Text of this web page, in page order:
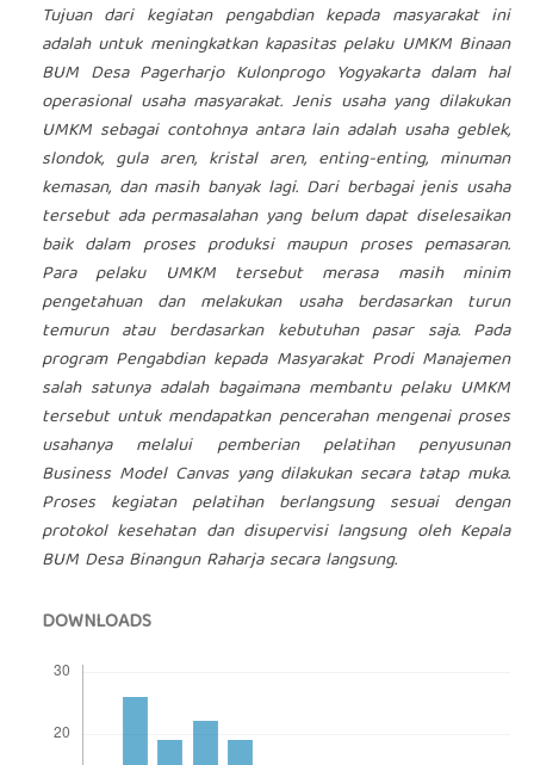
Tujuan dari kegiatan pengabdian kepada masyarakat ini
adalah untuk meningkatkan kapasitas pelaku UMKM Binaan
BUM Desa Pagerharjo Kulonprogo Yogyakarta dalam hal
operasional usaha masyarakat. Jenis usaha yang dilakukan
UMKM sebagai contohnya antara lain adalah usaha geblek,
slondok, gula aren, kristal aren, enting-enting, minuman
kemasan, dan masih banyak lagi. Dari berbagai jenis usaha
tersebut ada permasalahan yang belum dapat diselesaikan
baik dalam proses produksi maupun proses pemasaran.
Para pelaku UMKM tersebut merasa masih minim
pengetahuan dan melakukan usaha berdasarkan turun
temurun atau berdasarkan kebutuhan pasar saja. Pada
program Pengabdian kepada Masyarakat Prodi Manajemen
salah satunya adalah bagaimana membantu pelaku UMKM
tersebut untuk mendapatkan pencerahan mengenai proses
usahanya melalui pemberian pelatihan penyusunan
Business Model Canvas yang dilakukan secara tatap muka.
Proses kegiatan pelatihan berlangsung sesuai dengan
protokol kesehatan dan disupervisi langsung oleh Kepala
BUM Desa Binangun Raharja secara langsung.
DOWNLOADS